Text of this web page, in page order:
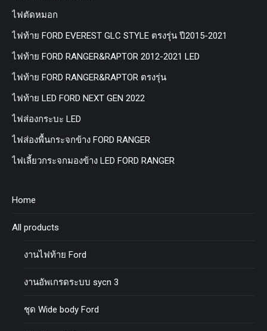
ไฟตัดหมอก
ไฟท้าย FORD EVEREST GLC STYLE ตรงรุ่น ปี2015-2021
ไฟท้าย FORD RANGER&RAPTOR 2012-2021 LED
ไฟท้าย FORD RANGER&RAPTOR ตรงรุ่น
ไฟท้าย LED FORD NEXT GEN 2022
ไฟส่องกระบะ LED
ไฟส่องพื้นกระจกข้าง FORD RANGER
ไฟเลี้ยวกระจกมองข้าง LED FORD RANGER
Home
All products
งานไฟท้าย Ford
งานอัพเกรดระบบ sycn 3
ชุด Wide body Ford